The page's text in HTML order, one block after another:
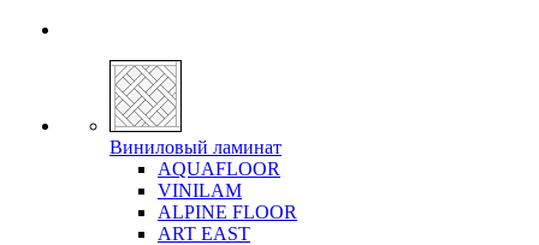
Виниловый ламинат
AQUAFLOOR
VINILAM
ALPINE FLOOR
ART EAST